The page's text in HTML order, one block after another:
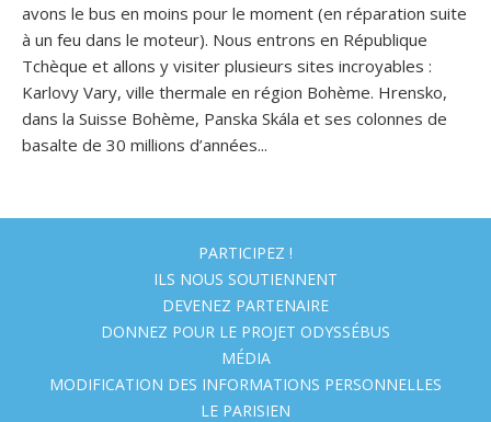
avons le bus en moins pour le moment (en réparation suite
à un feu dans le moteur). Nous entrons en République
Tchèque et allons y visiter plusieurs sites incroyables :
Karlovy Vary, ville thermale en région Bohème. Hrensko,
dans la Suisse Bohème, Panska Skála et ses colonnes de
basalte de 30 millions d’années...
PARTICIPEZ !
ILS NOUS SOUTIENNENT
DEVENEZ PARTENAIRE
DONNEZ POUR LE PROJET ODYSSÉBUS
MÉDIA
MODIFICATION DES INFORMATIONS PERSONNELLES
LE PARISIEN